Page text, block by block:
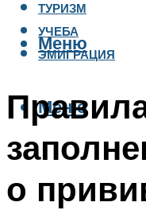
ТУРИЗМ
УЧЕБА
ЭМИГРАЦИЯ
Меню
Меню
о